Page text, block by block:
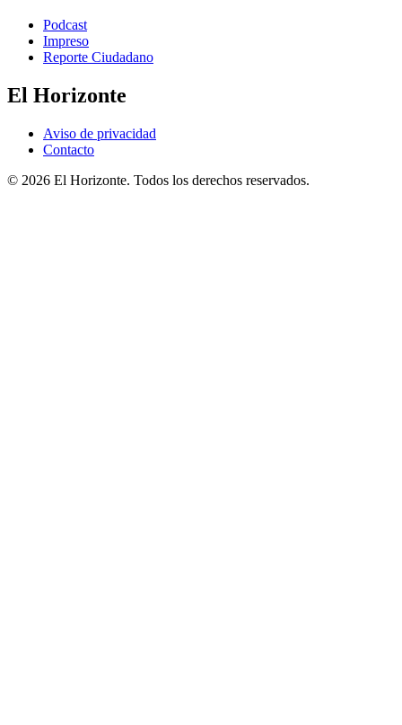
Podcast
Impreso
Reporte Ciudadano
El Horizonte
Aviso de privacidad
Contacto
© 2026 El Horizonte. Todos los derechos reservados.